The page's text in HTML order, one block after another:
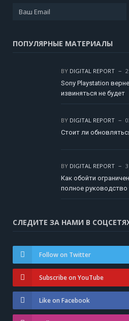
ПОПУЛЯРНЫЕ МАТЕРИАЛЫ
BY DIGITAL REPORT
Sony Playstation
извиняться не будет
BY DIGITAL REPORT
Стоит ли
BY DIGITAL REPORT
Как обойти
полное руководство
СЛЕДИТЕ ЗА НАМИ В
Follow on Twitter
Subscribe on YouTube
Like on Facebook